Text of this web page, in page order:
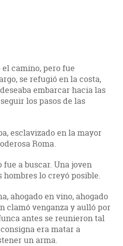
camino, pero fue
se refugió en la costa,
embarcar hacia las
los pasos de las
esclavizado en la mayor
Roma.
a buscar. Una joven
lo creyó posible.
ahogado en vino, ahogado
clamó venganza y aulló por
antes se reunieron tal
era matar a
un arma.